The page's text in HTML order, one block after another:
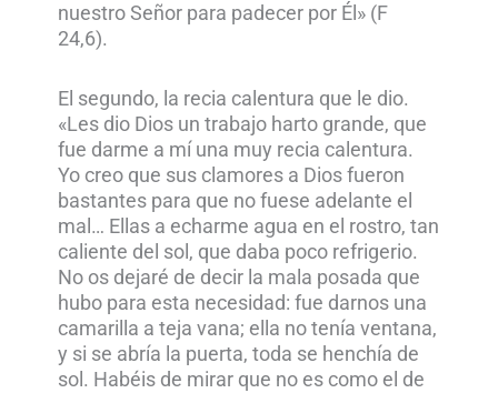
nuestro Señor para padecer por Él» (F
24,6).
El segundo, la recia calentura que le dio.
«Les dio Dios un trabajo harto grande, que
fue darme a mí una muy recia calentura.
Yo creo que sus clamores a Dios fueron
bastantes para que no fuese adelante el
mal… Ellas a echarme agua en el rostro, tan
caliente del sol, que daba poco refrigerio.
No os dejaré de decir la mala posada que
hubo para esta necesidad: fue darnos una
camarilla a teja vana; ella no tenía ventana,
y si se abría la puerta, toda se henchía de
sol. Habéis de mirar que no es como el de